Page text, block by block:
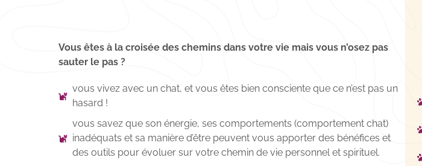
Vous êtes à la croisée des chemins dans votre vie mais vous n’osez pas
sauter le pas ?
vous vivez avec un chat, et vous êtes bien consciente que ce n’est pas un
hasard !
vous savez que son énergie, ses comportements (comportement chat)
inadéquats et sa manière d’être peuvent vous apporter des bénéfices et
des outils pour évoluer sur votre chemin de vie personnel et spirituel.